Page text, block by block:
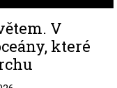
V
které